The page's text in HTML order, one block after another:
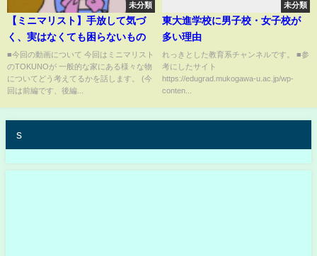
未分類
【ミニマリスト】手放して気づ
く、実はなくても困らないもの
■今回の動画について 今回はミニマリスト
のTOKUNOが 一般的な家にある様々な物
についてどう考えてるかを話します。 (今
回は前編です、後編...
未分類
東大進学校に男子校・女子校が
多い理由
れっきとした教育系チャンネルです。 ■参
考にしたサイト
https://edugrad.mukogawa-u.ac.jp/wp-
conten...
s